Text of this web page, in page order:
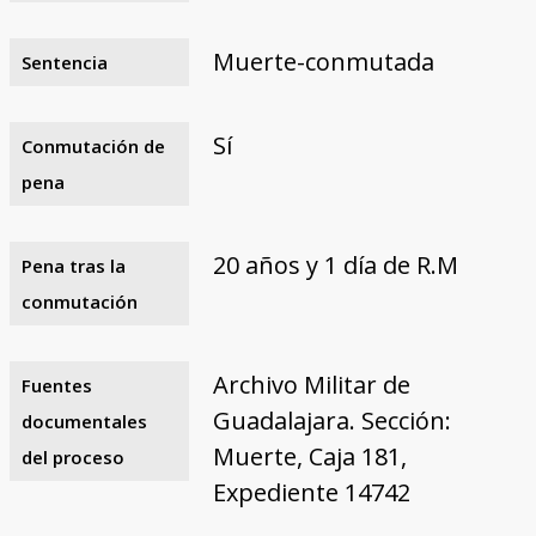
Sentencia Muerte-conmutada
Conmutación de
pena
Sí
Pena tras la
conmutación
20 años y 1 día de R.M
Fuentes
documentales
del proceso
Archivo Militar de
Guadalajara. Sección:
Muerte, Caja 181,
Expediente 14742